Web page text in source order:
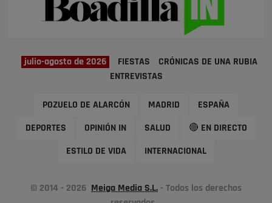
julio-agosto de 2026 FIESTAS
CRÓNICAS DE UNA RUBIA
ENTREVISTAS
POZUELO DE ALARCÓN MADRID ESPAÑA
DEPORTES OPINIÓN IN SALUD 🔴 EN DIRECTO
ESTILO DE VIDA INTERNACIONAL
© 2014 - 2026 Meiga Media S.L. - Todos los derechos